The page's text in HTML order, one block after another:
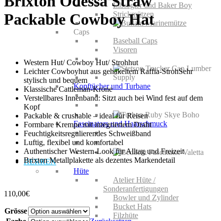
Elbsegler und Baker Boy
Strickmützen
Caps
Baseball Caps
Visoren
Kopftücher und Turbane
Fascinators und Haarschmuck
HERREN
Hüte
Atelier Hüte /
Sonderanfertigungen
Bowler und Zylinder
Bucket Hats
Filzhüte
Packable Cowboy Hat
Western Hut/ Cowboy Hut/ Strohhut
Leichter Cowboyhut aus gehäkeltem Raffia-StrohSehr
stylisch und bequem
Klassische Cattleman-Krone
Verstellbares Innenband: Sitzt auch bei Wind fest auf dem
Kopf
Packable & crushable – ideal für Reisen
Formbare Krempe mit integriertem Draht
Feuchtigkeitsregulierendes Schweißband
Luftig, flexibel und komfortabel
Authentischer Western-Look für Alltag und Freizeit
Brixton Metallplakette als dezentes Markendetail
110,00€
Grösse